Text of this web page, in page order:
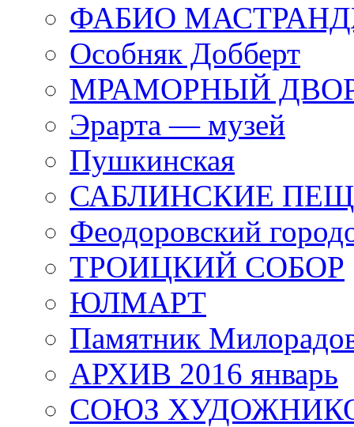
ФАБИО
Особняк Добберт
МРАМОРНЫЙ
Эрарта — музей
Пушкинская
САБЛИНСКИЕ
Феодоровский
ТРОИЦКИЙ СОБОР
ЮЛМАРТ
Памятник
АРХИВ 2016 январь
СОЮЗ